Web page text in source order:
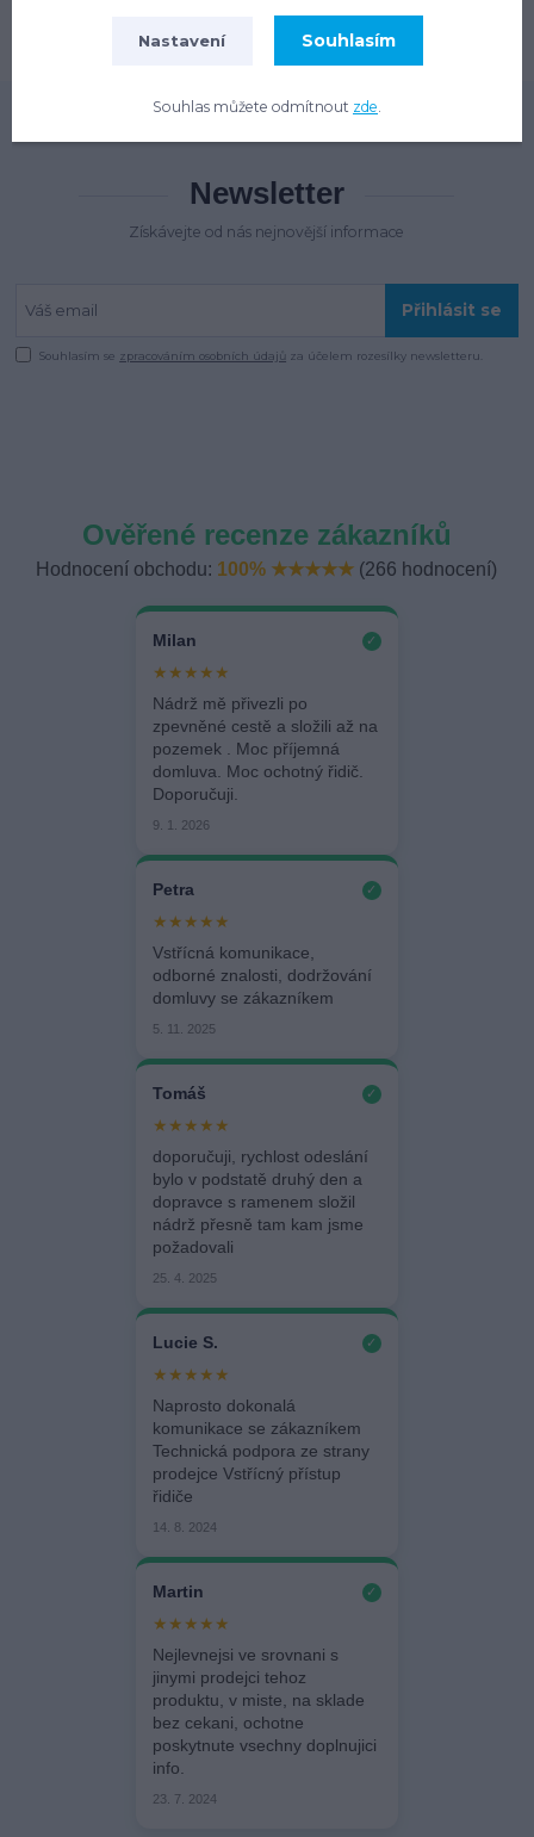
Newsletter
Získávejte od nás nejnovější informace
Přihlásit se
Souhlasím se zpracováním osobních údajů za účelem rozesílky newsletteru.
Ověřené recenze zákazníků
Hodnocení obchodu: 100% ★★★★★ (266 hodnocení)
Milan ✓
★★★★★
Nádrž mě přivezli po
zpevněné cestě a složili až na
pozemek . Moc příjemná
domluva. Moc ochotný řidič.
Doporučuji.
9. 1. 2026
Petra ✓
★★★★★
Vstřícná komunikace,
odborné znalosti, dodržování
domluvy se zákazníkem
5. 11. 2025
Tomáš ✓
★★★★★
doporučuji, rychlost odeslání
bylo v podstatě druhý den a
dopravce s ramenem složil
nádrž přesně tam kam jsme
požadovali
25. 4. 2025
Lucie S. ✓
★★★★★
Naprosto dokonalá
komunikace se zákazníkem
Technická podpora ze strany
prodejce Vstřícný přístup
řidiče
14. 8. 2024
Martin ✓
★★★★★
Nejlevnejsi ve srovnani s
jinymi prodejci tehoz
produktu, v miste, na sklade
bez cekani, ochotne
poskytnute vsechny doplnujici
info.
23. 7. 2024
Nastavení Souhlasím
Souhlas můžete odmítnout zde